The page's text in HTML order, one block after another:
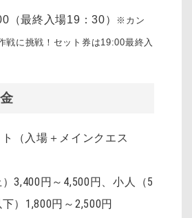
（最終入場19：30） ※カン
戦に挑戦！セット券は19:00最終入
ト（入場＋メインクエス
3,400円～4,500円
、小人（5
）1,800円～2,500円